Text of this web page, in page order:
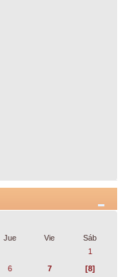
Jue Vie
Sáb
1
6 7 [8]